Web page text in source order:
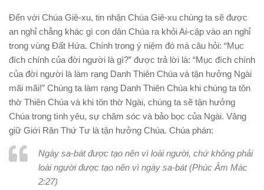
Đến với Chúa Giê-xu, tin nhận Chúa Giê-xu chúng ta sẽ được
an nghỉ chẳng khác gì con dân Chúa ra khỏi Ai-cập vào an nghỉ
trong vùng Đất Hứa. Chính trong ý niệm đó mà câu hỏi: “Mục
đích chính của đời người là gì?” được trả lời là: “Mục đích chính
của đời người là làm rạng Danh Thiên Chúa và tận hưởng Ngài
mãi mãi!” Chúng ta làm rạng Danh Thiên Chúa khi chúng ta tôn
thờ Thiên Chúa và khi tôn thờ Ngài, chúng ta sẽ tận hưởng
Chúa trong tình yêu, sự chăm sóc và bảo bọc của Ngài. Vâng
giữ Giới Răn Thứ Tư là tận hưởng Chúa. Chúa phán:
Ngày sa-bát được tạo nên vì loài người, chứ không phải
loài người được tạo nên vì ngày sa-bát (Phúc Âm Mác
2:27)